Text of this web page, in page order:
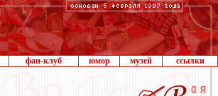
фан-клуб юмор музей ссылки